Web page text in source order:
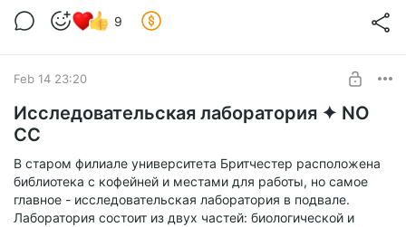
9
Feb 14 23:20
Исследовательская лаборатория ✦ NO
CC
В старом филиале университета Бритчестер расположена
библиотека с кофейней и местами для работы, но самое
главное - исследовательская лаборатория в подвале.
Лаборатория состоит из двух частей: биологической и